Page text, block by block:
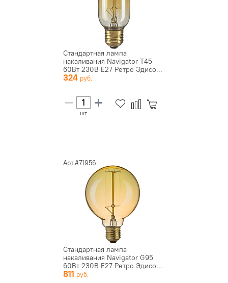
Стандартная лампа
накаливания Navigator T45
60Вт 230В E27 Ретро Эдисо...
324
шт
Арт.#71956
Стандартная лампа
накаливания Navigator G95
60Вт 230В E27 Ретро Эдисо...
811